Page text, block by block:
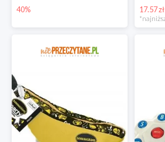
40% 17.57 zł